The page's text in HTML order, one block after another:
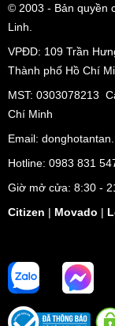
© 2003 - Bản quyền
Linh.
VPĐD: 109 Trần
Thành phố Hồ Chí
MST: 0303078213
Chí Minh
Email:
Hotline: 0983 831
Giờ mở cửa: 8:30 -
Citizen | Movado |